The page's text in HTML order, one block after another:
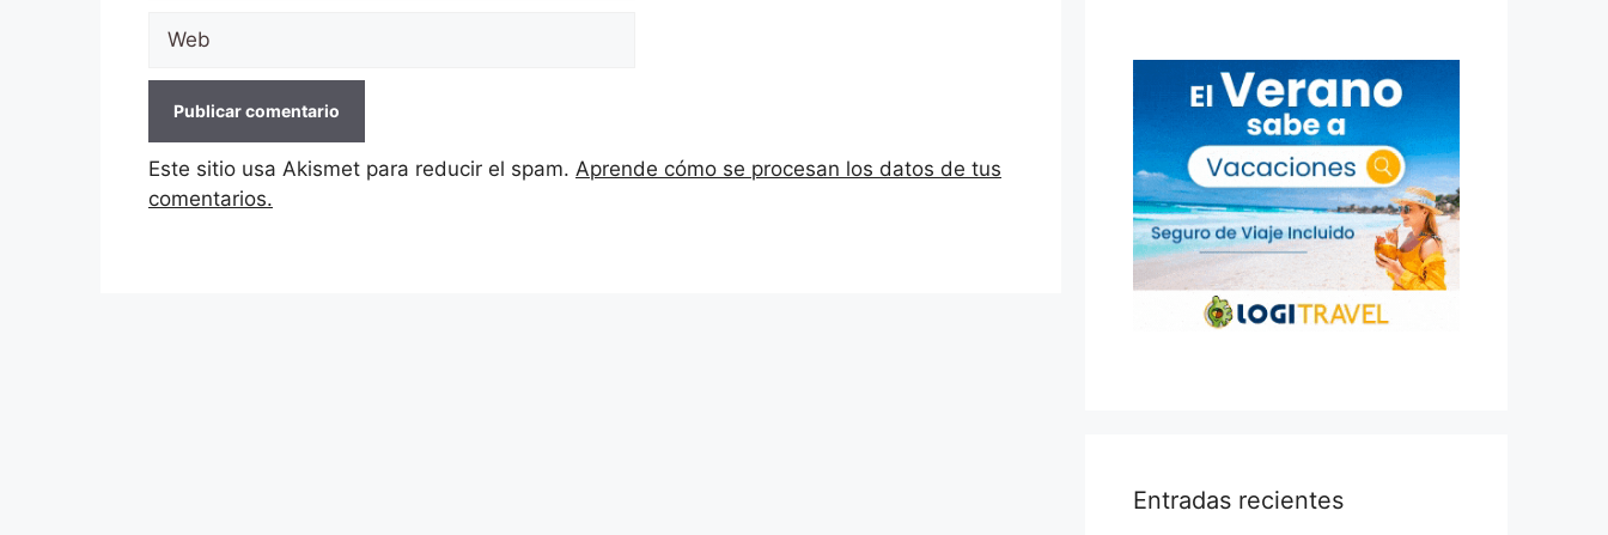
Web
Este sitio usa Akismet para reducir el spam. Aprende cómo se procesan los datos de tus
comentarios.
Entradas recientes